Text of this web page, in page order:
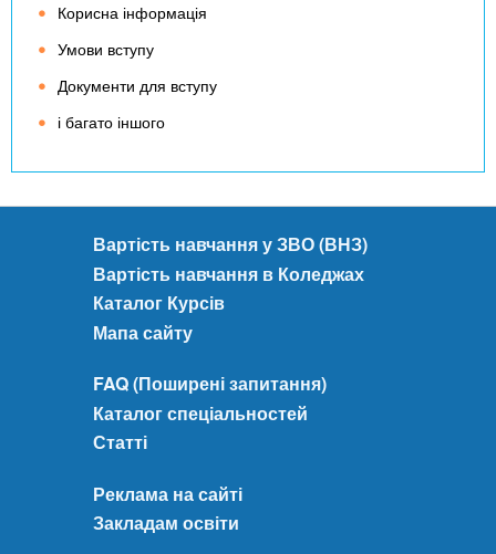
Корисна інформація
Умови вступу
Документи для вступу
і багато іншого
Вартість навчання у ЗВО (ВНЗ)
Вартість навчання в Коледжах
Каталог Курсів
Мапа сайту
FAQ (Поширені запитання)
Каталог спеціальностей
Статті
Реклама на сайті
Закладам освіти